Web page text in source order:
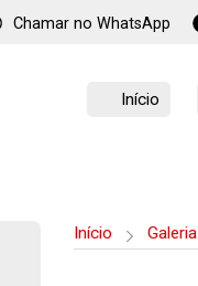
Chamar no WhatsApp
Início
Início Galeria